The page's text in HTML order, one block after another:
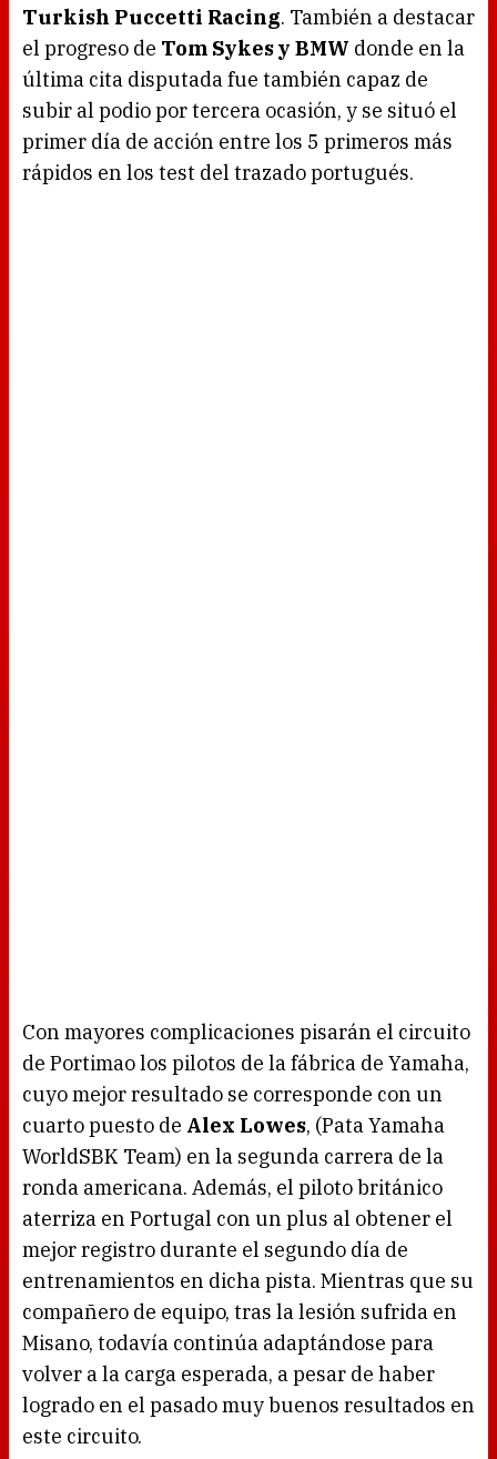
Turkish Puccetti Racing. También a destacar
el progreso de Tom Sykes y BMW donde en la
última cita disputada fue también capaz de
subir al podio por tercera ocasión, y se situó el
primer día de acción entre los 5 primeros más
rápidos en los test del trazado portugués.
Con mayores complicaciones pisarán el circuito
de Portimao los pilotos de la fábrica de Yamaha,
cuyo mejor resultado se corresponde con un
cuarto puesto de Alex Lowes, (Pata Yamaha
WorldSBK Team) en la segunda carrera de la
ronda americana. Además, el piloto británico
aterriza en Portugal con un plus al obtener el
mejor registro durante el segundo día de
entrenamientos en dicha pista. Mientras que su
compañero de equipo, tras la lesión sufrida en
Misano, todavía continúa adaptándose para
volver a la carga esperada, a pesar de haber
logrado en el pasado muy buenos resultados en
este circuito.